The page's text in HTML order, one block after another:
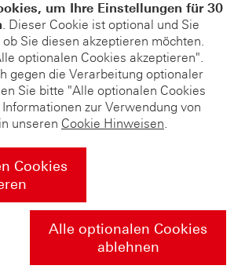
um Ihre Einstellungen für 30
. Dieser Cookie ist optional und Sie
Sie diesen akzeptieren möchten.
optionalen Cookies akzeptieren".
gegen die Verarbeitung optionaler
Sie bitte "Alle optionalen Cookies
zur Verwendung von
unseren Cookie Hinweisen.
Cookies
Alle optionalen Cookies
ablehnen